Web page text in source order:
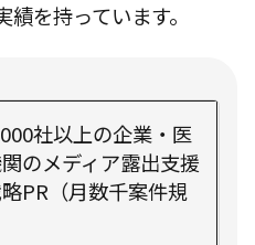
を持っています。
社以上の企業・医
のメディア露出支援
PR（月数千案件規